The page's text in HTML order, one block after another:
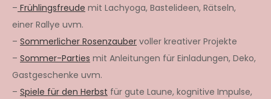
– Frühlingsfreude mit Lachyoga, Bastelideen, Rätseln,
einer Rallye uvm.
– Sommerlicher Rosenzauber voller kreativer Projekte
– Sommer-Parties mit Anleitungen für Einladungen, Deko,
Gastgeschenke uvm.
– Spiele für den Herbst für gute Laune, kognitive Impulse,